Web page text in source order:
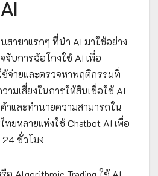
สาขาแรกๆ ที่นำ AI มาใช้อย่าง
จับการฉ้อโกงใช้ AI เพื่อ
จ่ายและตรวจหาพฤติกรรมที่
ามเสี่ยงในการให้สินเชื่อใช้ AI
าและทำนายความสามารถใน
ยหลายแห่งใช้ Chatbot AI เพื่อ
ชั่วโมง